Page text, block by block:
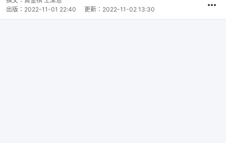
出版： 2022-11-01 22:40 更新： 2022-11-02 13:30